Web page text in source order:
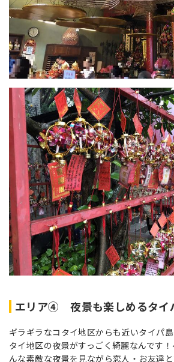
エリア④ 夜景も楽しめるタイ
ギラギラなコタイ地区からも近いタイパ
タイ地区の夜景がすっごく綺麗なんです
んな素敵な夜景を見ながら恋人・お友達